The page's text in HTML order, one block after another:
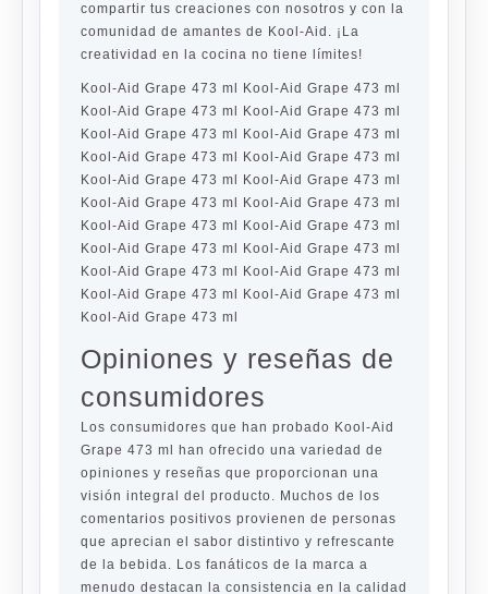
compartir tus creaciones con nosotros y con la
comunidad de amantes de Kool-Aid. ¡La
creatividad en la cocina no tiene límites!
Kool-Aid Grape 473 ml Kool-Aid Grape 473 ml
Kool-Aid Grape 473 ml Kool-Aid Grape 473 ml
Kool-Aid Grape 473 ml Kool-Aid Grape 473 ml
Kool-Aid Grape 473 ml Kool-Aid Grape 473 ml
Kool-Aid Grape 473 ml Kool-Aid Grape 473 ml
Kool-Aid Grape 473 ml Kool-Aid Grape 473 ml
Kool-Aid Grape 473 ml Kool-Aid Grape 473 ml
Kool-Aid Grape 473 ml Kool-Aid Grape 473 ml
Kool-Aid Grape 473 ml Kool-Aid Grape 473 ml
Kool-Aid Grape 473 ml Kool-Aid Grape 473 ml
Kool-Aid Grape 473 ml
Opiniones y reseñas de
consumidores
Los consumidores que han probado Kool-Aid
Grape 473 ml han ofrecido una variedad de
opiniones y reseñas que proporcionan una
visión integral del producto. Muchos de los
comentarios positivos provienen de personas
que aprecian el sabor distintivo y refrescante
de la bebida. Los fanáticos de la marca a
menudo destacan la consistencia en la calidad